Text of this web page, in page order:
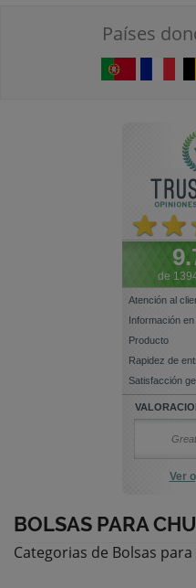
Países
de
Atención al
Información
Producto
Rapidez de
Satisfacción
Ver
BOLSAS PARA
Categorias de Bolsas